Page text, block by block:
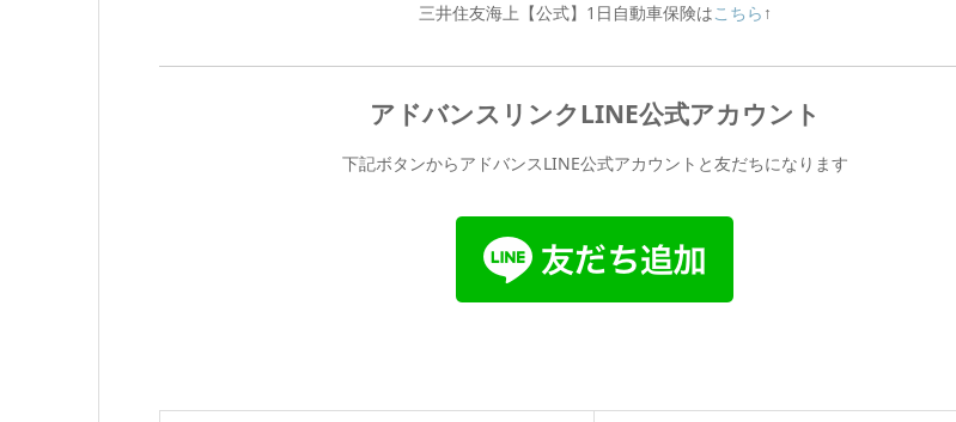
三井住友海上【公式】1日自動車保険はこちら ↑
アドバンスリンクLINE公式アカウント
下記ボタンからアドバンスLINE公式アカウントと友だちになります